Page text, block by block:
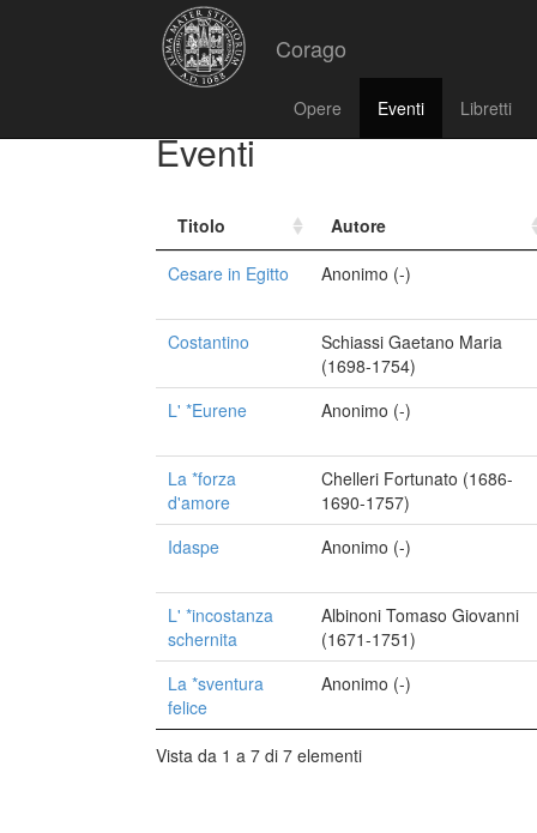
Corago
Opere Eventi Libretti
Eventi
Titolo
Autore
Cesare in Egitto
Anonimo (-)
Costantino
Schiassi Gaetano Maria
(1698-1754)
L' *Eurene
Anonimo (-)
La *forza
d'amore
Chelleri Fortunato (1686-
1690-1757)
Idaspe
Anonimo (-)
L' *incostanza
schernita
Albinoni Tomaso Giovanni
(1671-1751)
La *sventura
felice
Anonimo (-)
Vista da 1 a 7 di 7 elementi